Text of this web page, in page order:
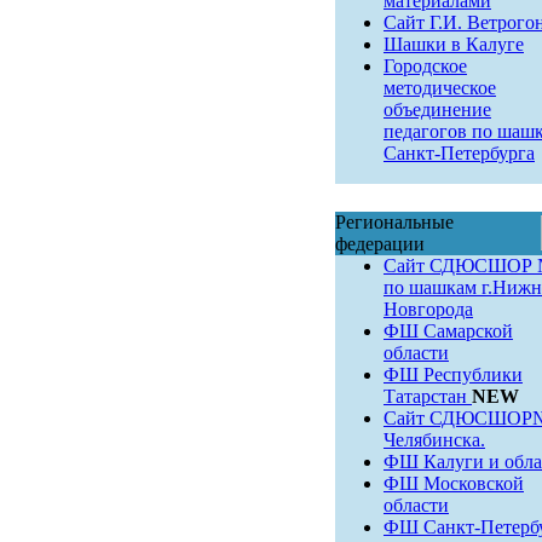
Сайт Г.И.
Шашки в Калуге
Городское
методическое
объединение
педагогов по
Санкт-Петербурга
Региональные
федерации
Сайт СДЮСШОР
по шашкам
Новгорода
ФШ Самарской
области
ФШ Республики
Татарстан NEW
Сайт
Челябинска.
ФШ Калуги и
ФШ Московской
области
ФШ Санкт-